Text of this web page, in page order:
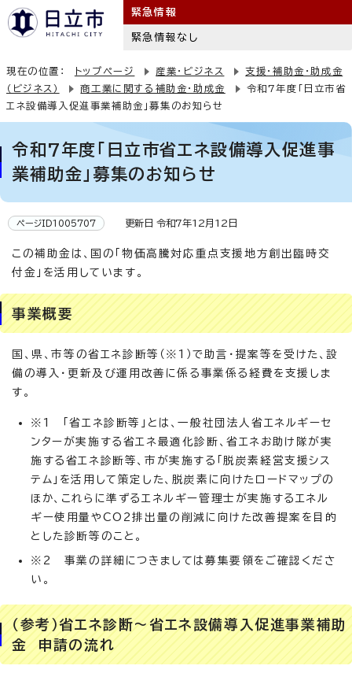
緊急情報
緊急情報なし
現在の位置： トップページ 産業・ビジネス
支援・補助金・助成金
（ビジネス）
商工業に関する補助金・助成金
令和7年度「日立市省
エネ設備導入促進事業補助金」募集のお知らせ
令和7年度「日立市省エネ設備導入促進事
業補助金」募集のお知らせ
ページID1005707 更新日 令和7年12月12日
この補助金は、国の「物価高騰対応重点支援地方創出臨時交
付金」を活用しています。
事業概要
国、県、市等の省エネ診断等（※1）で助言・提案等を受けた、設
備の導入・更新及び運用改善に係る事業係る経費を支援しま
す。
※1 「省エネ診断等」とは、一般社団法人省エネルギーセ
ンターが実施する省エネ最適化診断、省エネお助け隊が実
施する省エネ診断等、市が実施する「脱炭素経営支援シス
テム」を活用して策定した、脱炭素に向けたロードマップの
ほか、これらに準ずるエネルギー管理士が実施するエネル
ギー使用量やCO2排出量の削減に向けた改善提案を目的
とした診断等のこと。
※2 事業の詳細につきましては募集要領をご確認くださ
い。
（参考）省エネ診断～省エネ設備導入促進事業補助
金 申請の流れ